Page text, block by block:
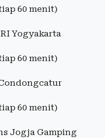
60 menit)
Yogyakarta
60 menit)
60 menit)
Jogja Gamping